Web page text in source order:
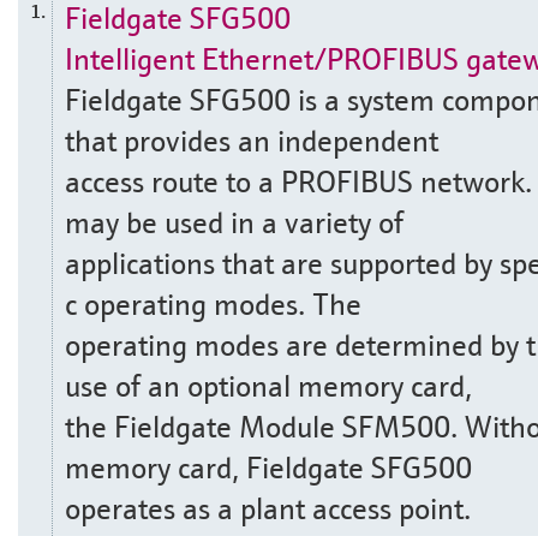
1.
Fieldgate SFG500
Intelligent Ethernet/PROFIBUS
Fieldgate SFG500 is a system
that provides an independent
access route to a PROFIBUS
may be used in a variety of
applications that are supported by
c operating modes. The
operating modes are determined by
use of an optional memory card,
the Fieldgate Module SFM500.
memory card, Fieldgate SFG500
operates as a plant access point.